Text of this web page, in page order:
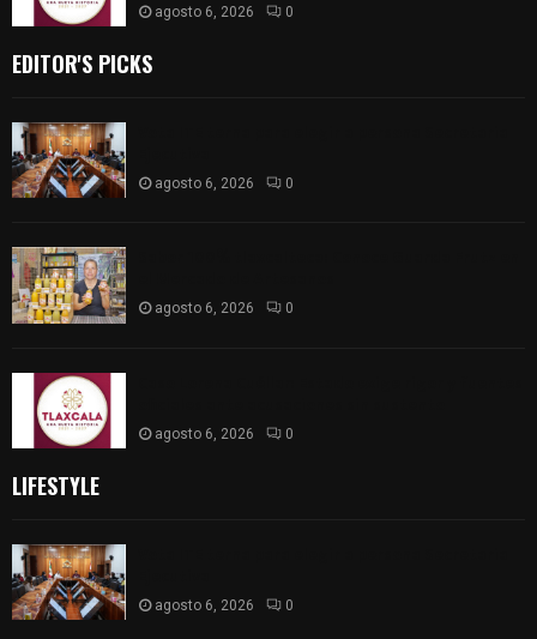
agosto 6, 2026 0
EDITOR'S PICKS
agosto 6, 2026 0
agosto 6, 2026 0
agosto 6, 2026 0
LIFESTYLE
agosto 6, 2026 0